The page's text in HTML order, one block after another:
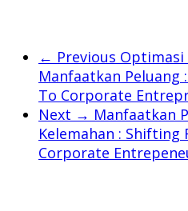
← Previous Optimasi
Manfaatkan
To Corporate
Next → Manfaatkan
Kelemahan :
Corporate